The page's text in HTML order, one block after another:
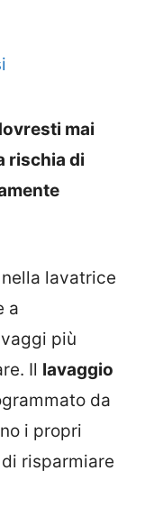
mai
rischia di
lavatrice
a
più
Il lavaggio
da
i propri
risparmiare